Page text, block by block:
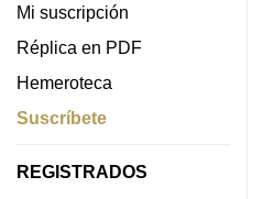
Mi suscripción
Réplica en PDF
Hemeroteca
Suscríbete
REGISTRADOS